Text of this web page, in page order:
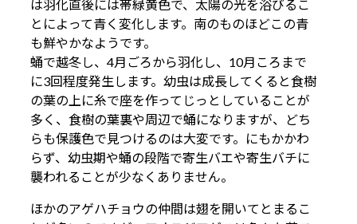
は羽化直後には帯緑黄色で、太陽の光を浴びるこ
とによって青く変化します。南のものほどこの青
も鮮やかなようです。
蛹で越冬し、4月ごろから羽化し、10月ころまで
に3回程度発生します。幼虫は成長してくると食樹
の葉の上に糸で座を作ってじっとしていることが
多く、食樹の葉裏や周辺で蛹になりますが、どち
らも保護色で見つけるのは大変です。にもかかわ
らず、幼虫期や蛹の段階で寄生バエや寄生バチに
襲われることが少なくありません。
ほかのアゲハチョウの仲間は翅を開いてとまるこ